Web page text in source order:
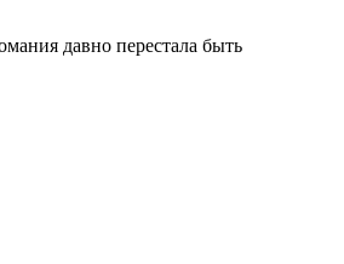
давно перестала быть